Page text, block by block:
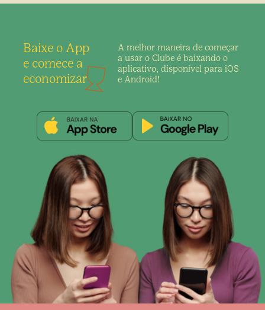
Baixe o App
e comece a
economizar
A melhor maneira de começar
a usar o Clube é baixando o
aplicativo, disponível para iOS
e Android!